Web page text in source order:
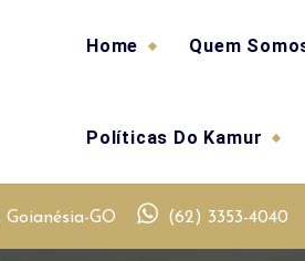
Home Quem
Políticas Do Kamur
Goianésia-GO (62) 3353-4040